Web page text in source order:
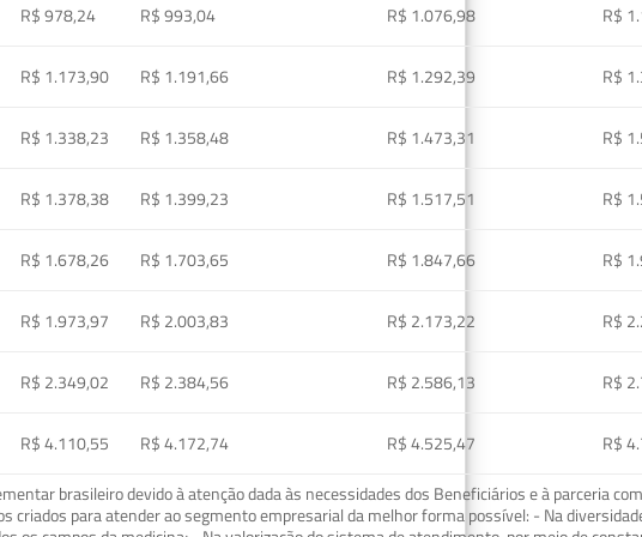
R$ 978,24 R$ 993,04 R$ 1.076,98
R$
R$ 1.173,90 R$ 1.191,66 R$ 1.292,39
R$
R$ 1.338,23 R$ 1.358,48 R$ 1.473,31
R$
R$ 1.378,38 R$ 1.399,23 R$ 1.517,51
R$
R$ 1.678,26 R$ 1.703,65 R$ 1.847,66
R$
R$ 1.973,97 R$ 2.003,83 R$ 2.173,22
R$
R$ 2.349,02 R$ 2.384,56 R$ 2.586,13
R$
R$ 4.110,55 R$ 4.172,74 R$ 4.525,47
R$
brasileiro devido à atenção dada às necessidades dos Beneficiários e à parceria
para atender ao segmento empresarial da melhor forma possível: - Na